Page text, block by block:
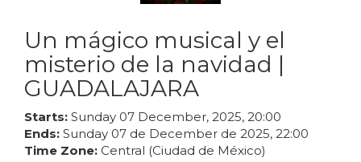
Un mágico musical y el
misterio de la navidad |
GUADALAJARA
Starts: Sunday 07 December, 2025, 20:00
Ends: Sunday 07 de December de 2025, 22:00
Time Zone: Central (Ciudad de México)